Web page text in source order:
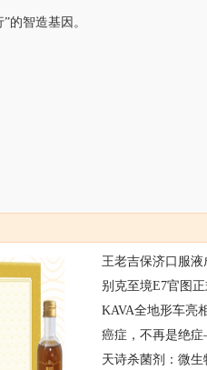
的智造基因。
王老吉保济口服液
别克至境E7官图
KAVA全地形车亮
癌症，不再是绝
天诗杀菌剂：微